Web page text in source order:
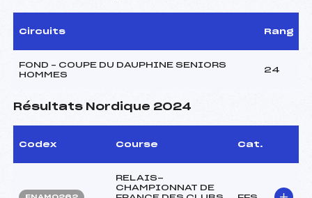
Circuits Rang
FOND – COUPE DU DAUPHINE SENIORS
HOMMES
24
Résultats Nordique 2024
Codex Course Cat.
RELAIS-
CHAMPIONNAT DE